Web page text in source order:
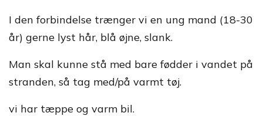
I den forbindelse trænger vi en ung mand (18-30
år) gerne lyst hår, blå øjne, slank.
Man skal kunne stå med bare fødder i vandet på
stranden, så tag med/på varmt tøj.
vi har tæppe og varm bil.